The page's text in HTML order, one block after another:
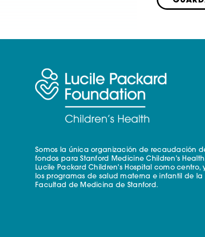
Somos la única organización de recaudación
fondos para Stanford Medicine Children's
Lucile Packard Children's Hospital como centro,
los programas de salud materna e infantil de la
Facultad de Medicina de Stanford.